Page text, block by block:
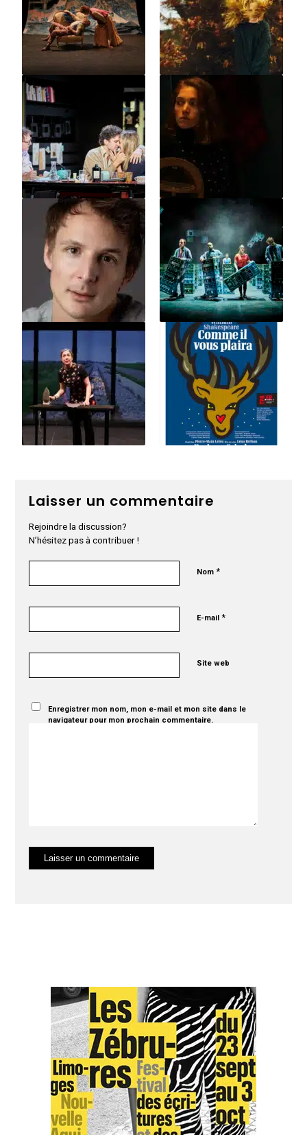
Laisser un commentaire
Rejoindre la discussion?
N’hésitez pas à contribuer !
Nom*
E-mail*
Site web
Enregistrer mon nom, mon e-mail et mon site dans le
navigateur pour mon prochain commentaire.